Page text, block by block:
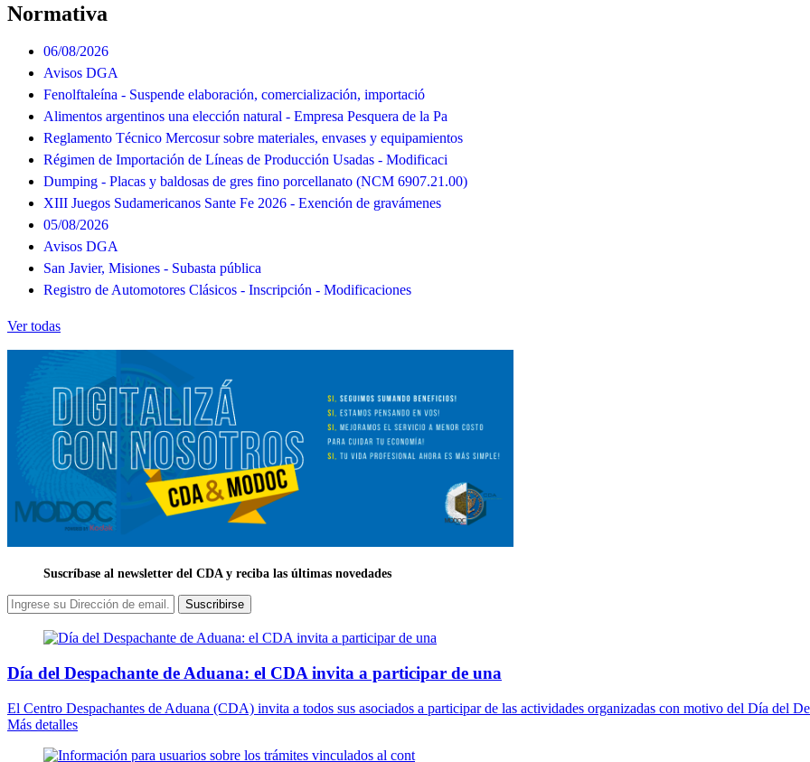
Normativa
06/08/2026
Avisos DGA
Fenolftaleína - Suspende elaboración, comercialización, importació
Alimentos argentinos una elección natural - Empresa Pesquera de la Pa
Reglamento Técnico Mercosur sobre materiales, envases y equipamientos
Régimen de Importación de Líneas de Producción Usadas - Modificaci
Dumping - Placas y baldosas de gres fino porcellanato (NCM 6907.21.00)
XIII Juegos Sudamericanos Sante Fe 2026 - Exención de gravámenes
05/08/2026
Avisos DGA
San Javier, Misiones - Subasta pública
Registro de Automotores Clásicos - Inscripción - Modificaciones
Ver todas
Suscríbase al newsletter del CDA y reciba las últimas novedades
Suscribirse
Día del Despachante de Aduana: el CDA invita a participar de una
El Centro Despachantes de Aduana (CDA) invita a todos sus asociados a participar de las actividades organizadas con motivo del Día del
Más detalles